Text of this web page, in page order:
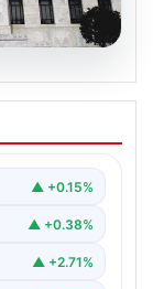
▲ +0.15%
▲ +0.38%
▲ +2.71%